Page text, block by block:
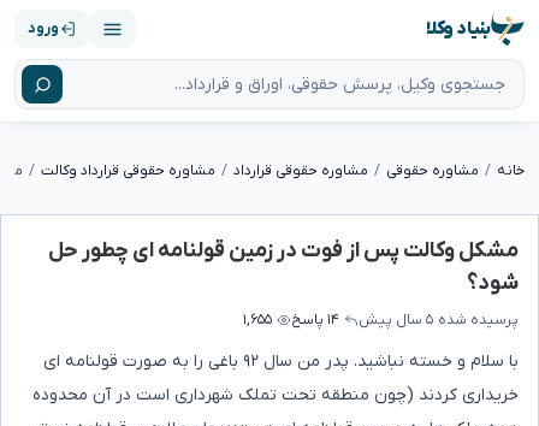
بنیاد وکلا ورود
خانه مشاوره حقوقی مشاوره حقوقی قرارداد مشاوره حقوقی قرارداد وکالت
مشکل وکالت پس از فوت در زمین قولنامه ای چطور حل
شود؟
پرسیده شده ۵ سال پیش ۱۴ پاسخ ۱,۶۵۵
با سلام و خسته نباشید. پدر من سال ۹۲ باغی را به صورت قولنامه ای
خریداری کردند (چون منطقه تحت تملک شهرداری است در آن محدوده